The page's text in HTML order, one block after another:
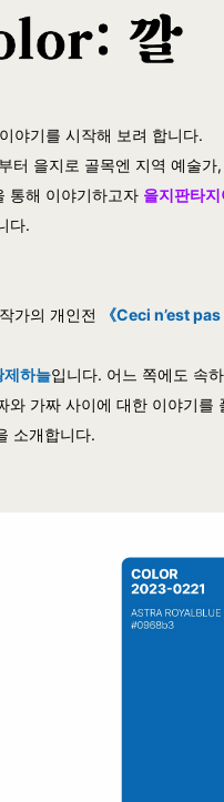
야기를 시작해 보려 합니다.
터 을지로 골목엔 지역 예술가
통해 이야기하고자 을지판타지
다.
가의 개인전
《Ceci n’est pas
제하늘입니다. 어느 쪽에도 속
가짜 사이에 대한 이야기를
소개합니다.